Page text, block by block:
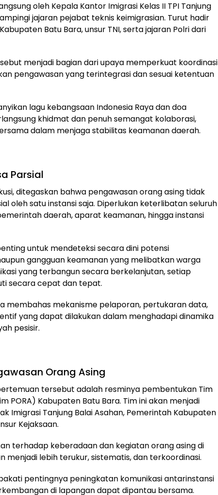
oleh Kepala Kantor Imigrasi Kelas II TPI Tanjung
jajaran pejabat teknis keimigrasian. Turut hadir
Batu Bara, unsur TNI, serta jajaran Polri dari
menjadi bagian dari upaya memperkuat koordinasi
pengawasan yang terintegrasi dan sesuai ketentuan
lagu kebangsaan Indonesia Raya dan doa
khidmat dan penuh semangat kolaborasi,
dalam menjaga stabilitas keamanan daerah.
Parsial
ditegaskan bahwa pengawasan orang asing tidak
oleh satu instansi saja. Diperlukan keterlibatan seluruh
daerah, aparat keamanan, hingga instansi
untuk mendeteksi secara dini potensi
gangguan keamanan yang melibatkan warga
yang terbangun secara berkelanjutan, setiap
secara cepat dan tepat.
membahas mekanisme pelaporan, pertukaran data,
yang dapat dilakukan dalam menghadapi dinamika
pesisir.
Orang Asing
tersebut adalah resminya pembentukan Tim
PORA) Kabupaten Batu Bara. Tim ini akan menjadi
Imigrasi Tanjung Balai Asahan, Pemerintah Kabupaten
Kejaksaan.
terhadap keberadaan dan kegiatan orang asing di
menjadi lebih terukur, sistematis, dan terkoordinasi.
pentingnya peningkatan komunikasi antarinstansi
di lapangan dapat dipantau bersama.